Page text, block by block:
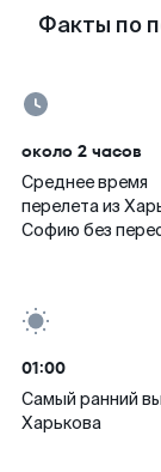
Факты по
около 2 часов
Среднее время
перелета из
Софию без
01:00
Самый ранний
Харькова